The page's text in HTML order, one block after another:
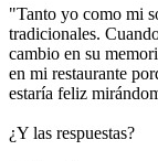
"Tanto yo como mi
tradicionales.
cambio en su
en mi restaurante
estaría feliz
¿Y las respuestas?